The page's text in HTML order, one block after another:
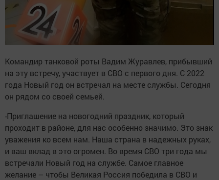
Командир танковой роты Вадим Журавлев, прибывший
на эту встречу, участвует в СВО с первого дня. С 2022
года Новый год он встречал на месте службы. Сегодня
он рядом со своей семьей.
-Приглашение на новогодний праздник, который
проходит в районе, для нас особенно значимо. Это знак
уважения ко всем нам. Наша страна в надежных руках,
и ваш вклад в это огромен. Во время СВО три года мы
встречали Новый год на службе. Самое главное
желание – чтобы Великая Россия победила в СВО и